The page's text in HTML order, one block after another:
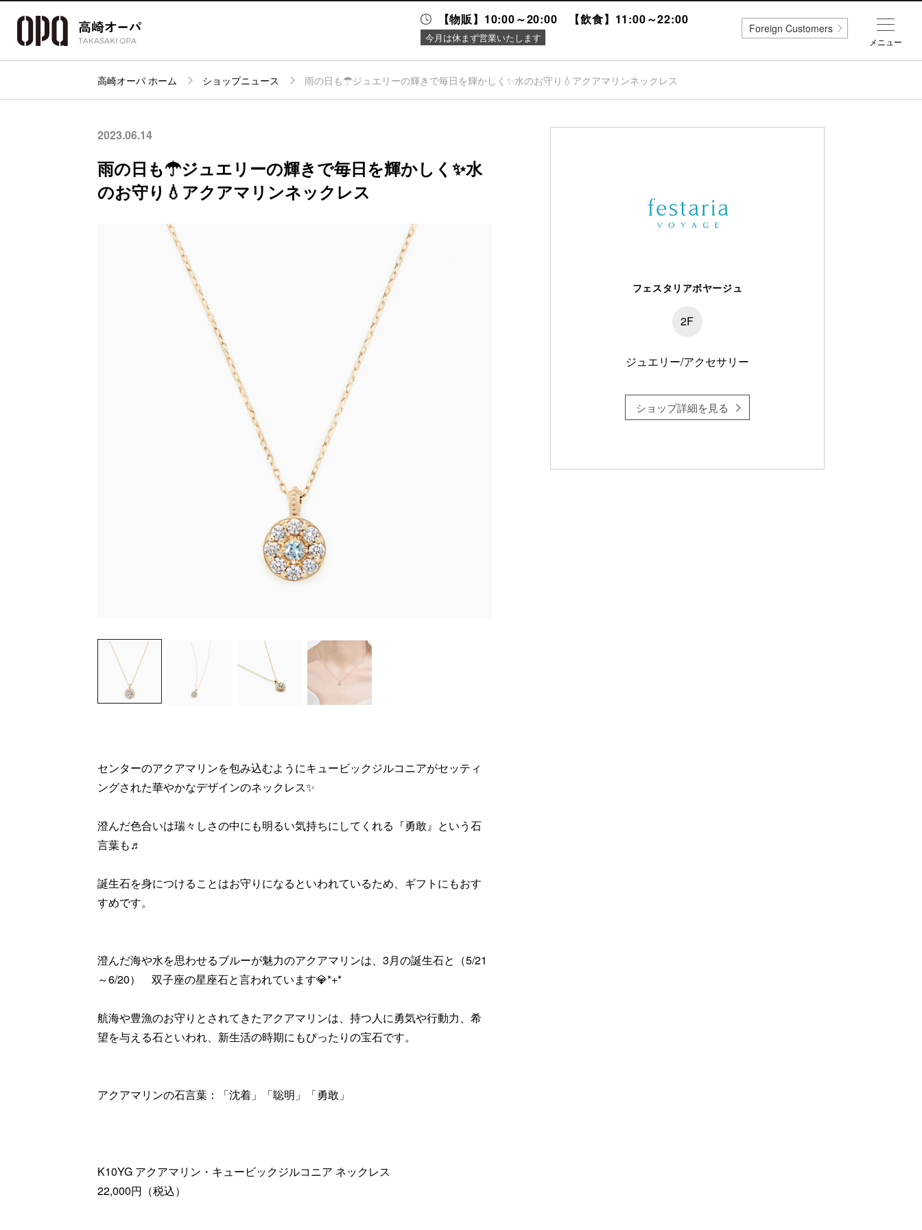
【物販】10:00～20:00 【飲食】11:00～22:00
今月は休まず営業いたします
パーキング
ニュース＆
イベント
高崎オーパ ホーム ショップニュース 雨の日も☂ジュエリーの輝きで毎日を輝かしく✨水のお守り💧アクアマリンネックレス
2023.06.14
雨の日も☂ジュエリーの輝きで毎日を輝かしく✨水
のお守り💧アクアマリンネックレス
センターのアクアマリンを包み込むようにキュービックジルコニアがセッティ
ングされた華やかなデザインのネックレス✨
澄んだ色合いは瑞々しさの中にも明るい気持ちにしてくれる『勇敢』という石
言葉も♬
誕生石を身につけることはお守りになるといわれているため、ギフトにもおす
すめです。
澄んだ海や水を思わせるブルーが魅力のアクアマリンは、3月の誕生石と（5/21
～6/20） 双子座の星座石と言われています💎*+*
航海や豊漁のお守りとされてきたアクアマリンは、持つ人に勇気や行動力、希
望を与える石といわれ、新生活の時期にもぴったりの宝石です。
アクアマリンの石言葉：「沈着」「聡明」「勇敢」
K10YG アクアマリン・キュービックジルコニア ネックレス
22,000円（税込）
フェスタリアボヤージュ
2F
ジュエリー/アクセサリー
ショップ詳細を見る
メニュー
Foreign Customers